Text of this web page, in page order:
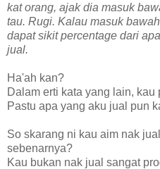
kat orang, ajak dia masuk
tau. Rugi. Kalau masuk
dapat sikit percentage dari
jual.
Ha'ah kan?
Dalam erti kata yang lain, kau
Pastu apa yang aku jual pun
So skarang ni kau aim nak
sebenarnya?
Kau bukan nak jual sangat